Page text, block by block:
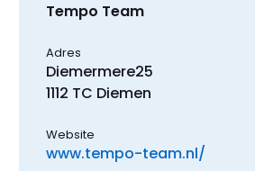
Tempo Team
Adres
Diemermere25
1112 TC Diemen
Website
www.tempo-team.nl/